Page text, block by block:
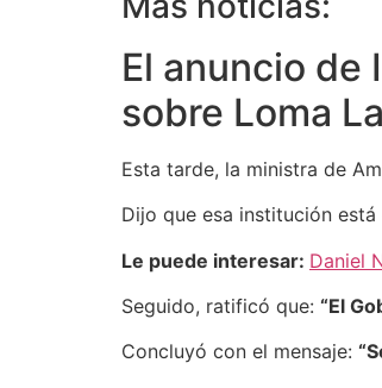
El anuncio de
sobre Loma
Esta tarde, la ministra de
Dijo que esa institución está
Le puede interesar: Daniel
Seguido, ratificó que: “El
Concluyó con el mensaje: